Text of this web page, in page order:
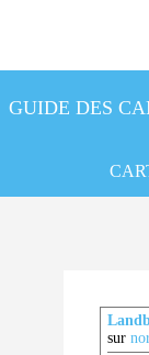
GUIDE DES
sur